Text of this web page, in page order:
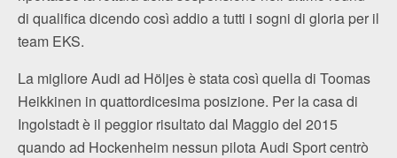
di qualifica dicendo così addio a tutti i sogni di gloria per il
team EKS.
La migliore Audi ad Höljes è stata così quella di Toomas
Heikkinen in quattordicesima posizione. Per la casa di
Ingolstadt è il peggior risultato dal Maggio del 2015
quando ad Hockenheim nessun pilota Audi Sport centrò